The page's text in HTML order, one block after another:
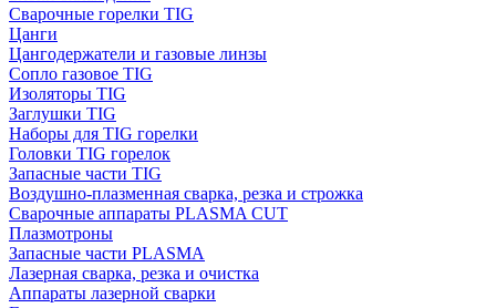
Сварочные горелки TIG
Цанги
Цангодержатели и газовые линзы
Сопло газовое TIG
Изоляторы TIG
Заглушки TIG
Наборы для TIG горелки
Головки TIG горелок
Запасные части TIG
Воздушно-плазменная сварка, резка и строжка
Сварочные аппараты PLASMA CUT
Плазмотроны
Запасные части PLASMA
Лазерная сварка, резка и очистка
Аппараты лазерной сварки